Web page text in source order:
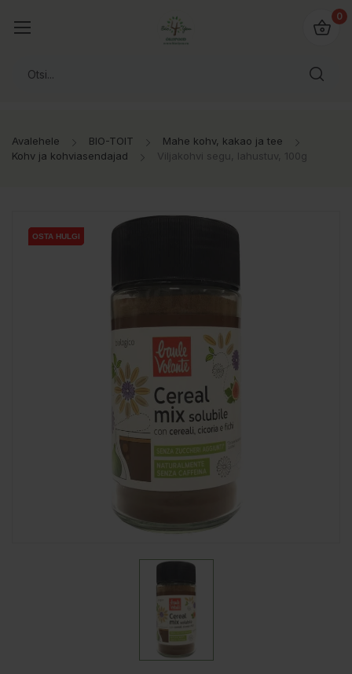
0
Avalehele BIO-TOIT
Mahe kohv, kakao ja tee
Kohv ja kohviasendajad
Viljakohvi segu, lahustuv, 100g
OSTA HULGI
OSTA HULGI
OSTA HULGI